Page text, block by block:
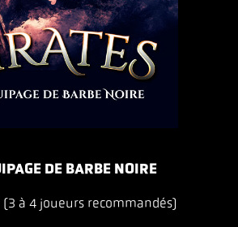
DE BARBE NOIRE
à 4 joueurs recommandés)